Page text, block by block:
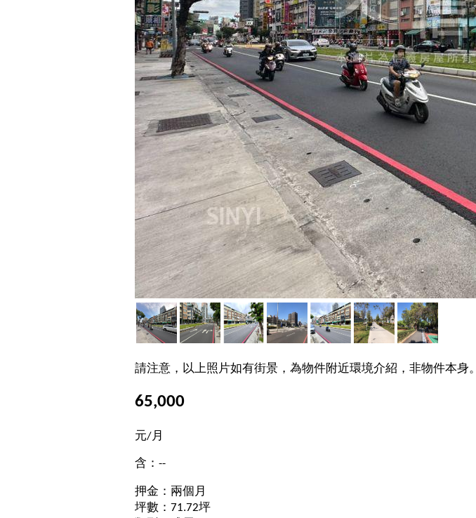
請注意，以上照片如有街景，為物件附近環境介紹，非物件本身。
65,000
元/月
含：--
押金：兩個月
坪數：71.72坪